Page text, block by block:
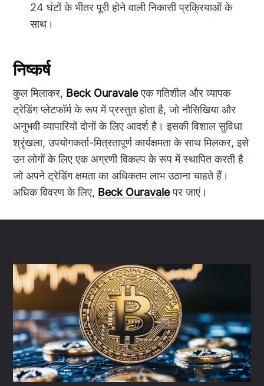
24 घंटों के भीतर पूरी होने वाली निकासी प्रक्रियाओं के
साथ।
निष्कर्ष
कुल मिलाकर, Beck Ouravaleएक गतिशील और व्यापक
ट्रेडिंग प्लेटफॉर्म के रूप में प्रस्तुत होता है, जो नौसिखिया और
अनुभवी व्यापारियों दोनों के लिए आदर्श है। इसकी विशाल सुविधा
श्रृंखला, उपयोगकर्ता-मित्रतापूर्ण कार्यक्षमता के साथ मिलकर, इसे
उन लोगों के लिए एक अग्रणी विकल्प के रूप में स्थापित करती है
जो अपने ट्रेडिंग क्षमता का अधिकतम लाभ उठाना चाहते हैं।
अधिक विवरण के लिए, Beck Ouravaleपर जाएं।